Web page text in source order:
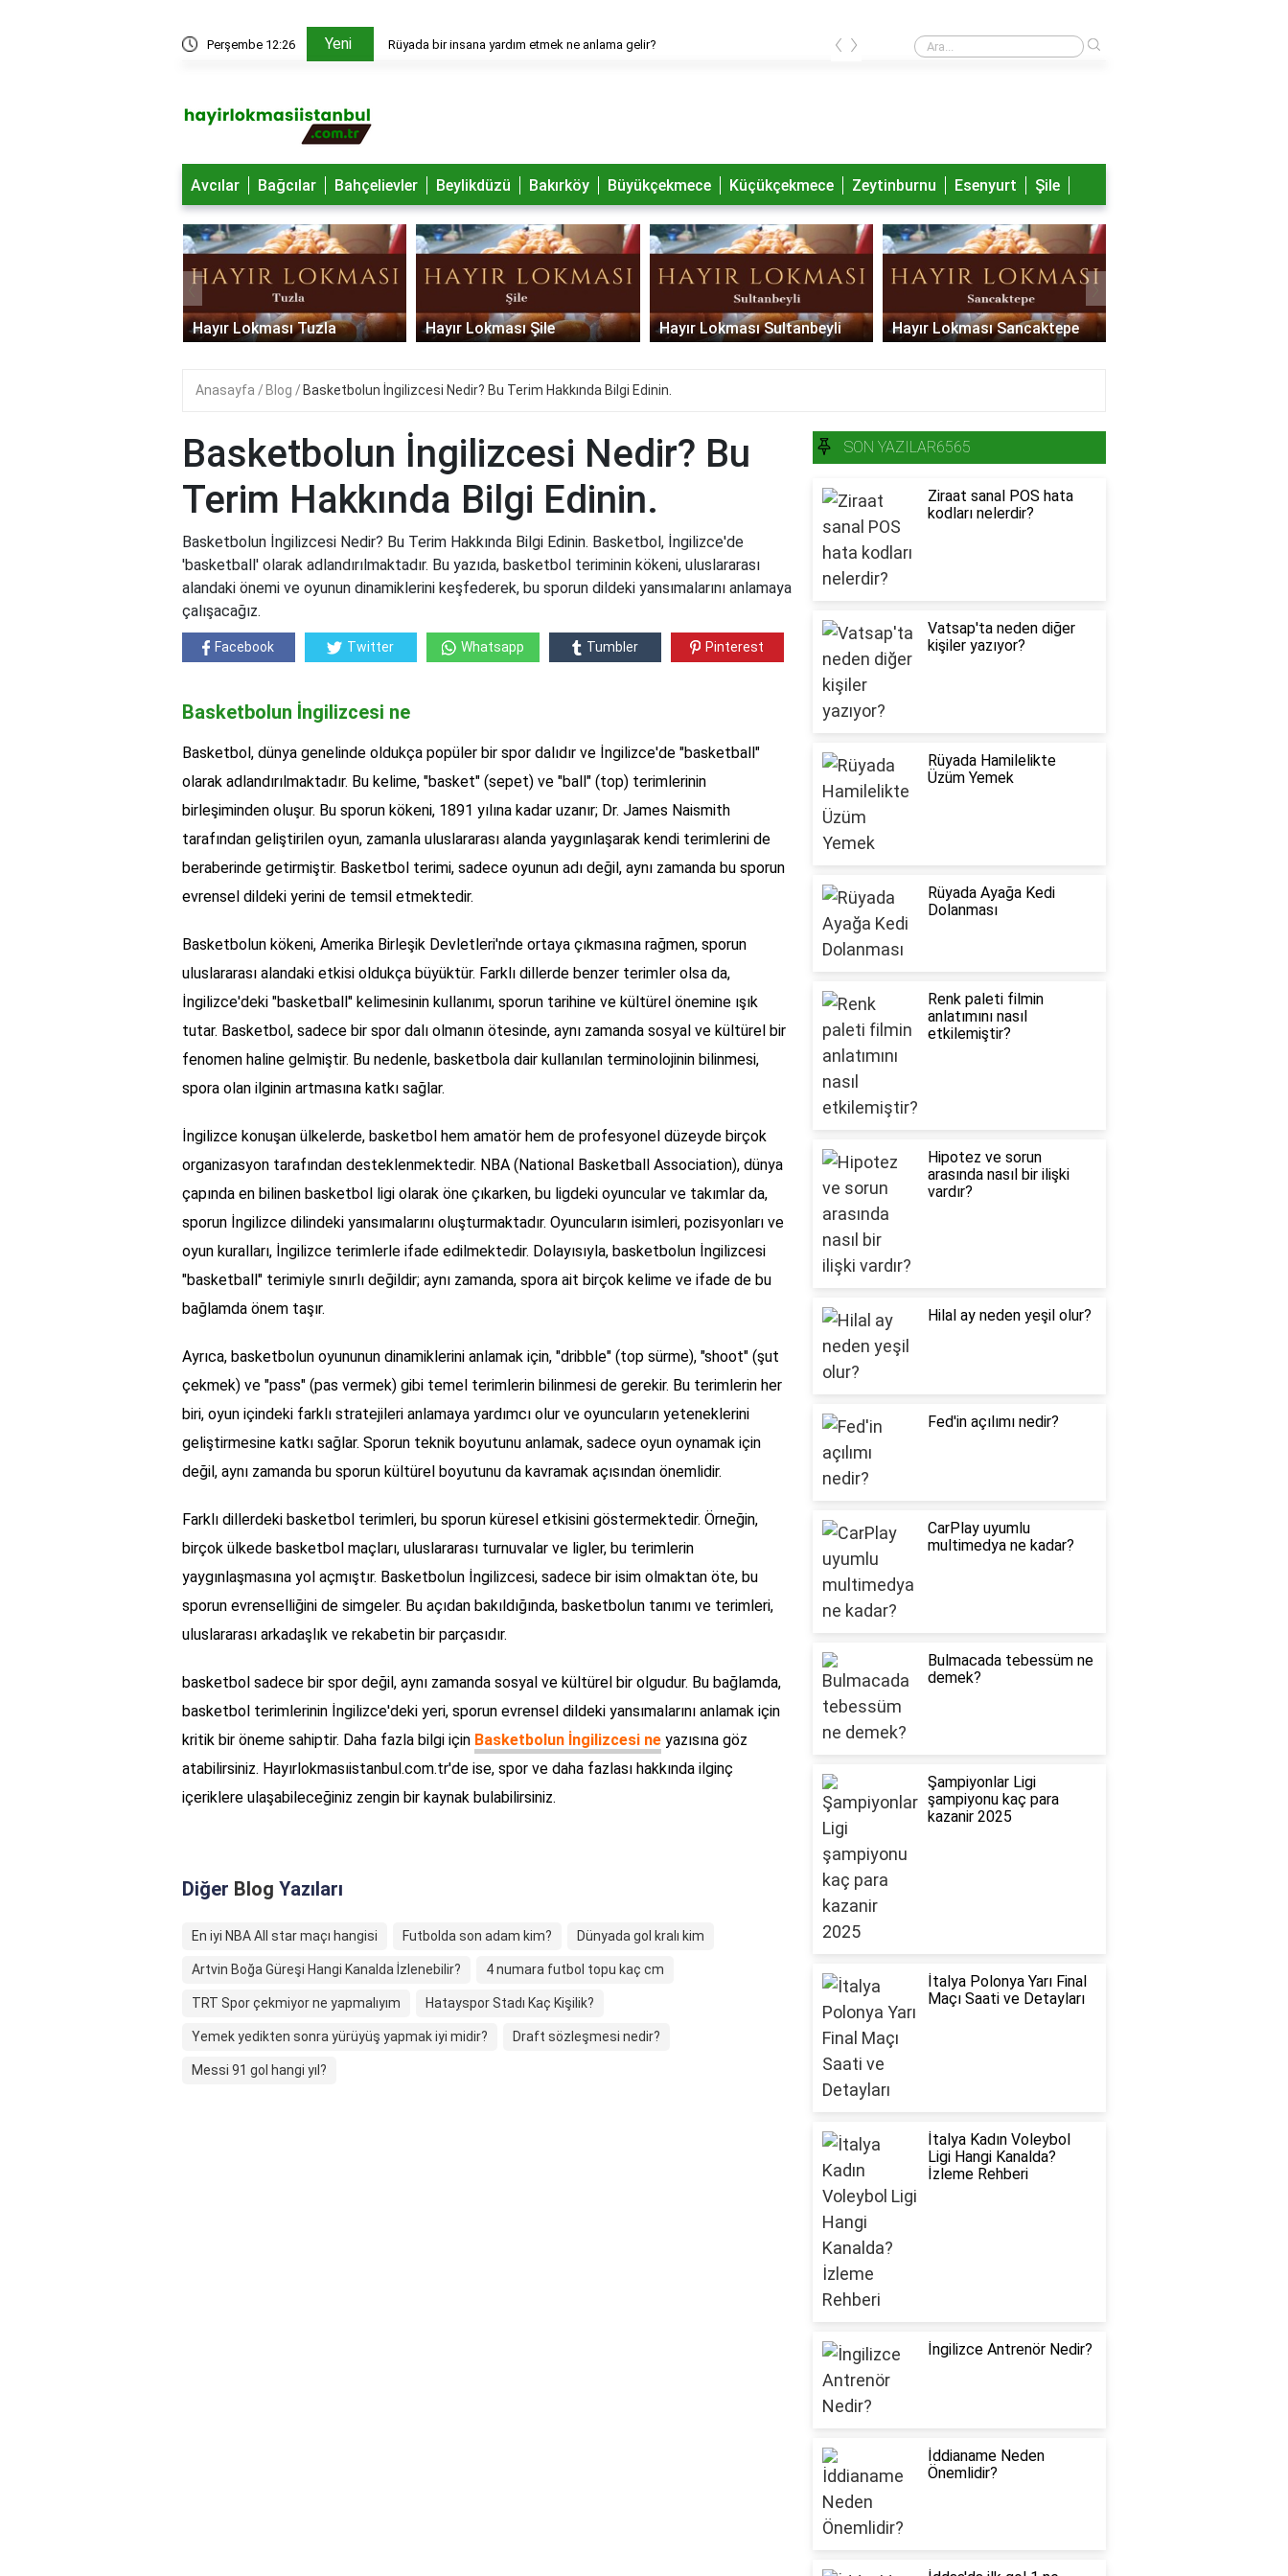
Perşembe 12:26 Yeni Rüyada bir insana yardım etmek ne anlama gelir? Nayib Bukele aslen nereli?
‹ ›
Avcılar Bağcılar Bahçelievler Beylikdüzü Bakırköy Büyükçekmece Küçükçekmece Zeytinburnu Esenyurt Şile
Hayır Lokması Tuzla Hayır Lokması Şile Hayır Lokması Sultanbeyli Hayır Lokması Sancaktepe
‹ ›
Anasayfa Blog Basketbolun İngilizcesi Nedir? Bu Terim Hakkında Bilgi Edinin.
Basketbolun İngilizcesi Nedir? Bu
Terim Hakkında Bilgi Edinin.
Basketbolun İngilizcesi Nedir? Bu Terim Hakkında Bilgi Edinin. Basketbol, İngilizce'de
'basketball' olarak adlandırılmaktadır. Bu yazıda, basketbol teriminin kökeni, uluslararası
alandaki önemi ve oyunun dinamiklerini keşfederek, bu sporun dildeki yansımalarını anlamaya
çalışacağız.
Facebook Twitter Whatsapp Tumbler Pinterest
Basketbolun İngilizcesi ne
Basketbol, dünya genelinde oldukça popüler bir spor dalıdır ve İngilizce'de "basketball"
olarak adlandırılmaktadır. Bu kelime, "basket" (sepet) ve "ball" (top) terimlerinin
birleşiminden oluşur. Bu sporun kökeni, 1891 yılına kadar uzanır; Dr. James Naismith
tarafından geliştirilen oyun, zamanla uluslararası alanda yaygınlaşarak kendi terimlerini de
beraberinde getirmiştir. Basketbol terimi, sadece oyunun adı değil, aynı zamanda bu sporun
evrensel dildeki yerini de temsil etmektedir.
Basketbolun kökeni, Amerika Birleşik Devletleri'nde ortaya çıkmasına rağmen, sporun
uluslararası alandaki etkisi oldukça büyüktür. Farklı dillerde benzer terimler olsa da,
İngilizce'deki "basketball" kelimesinin kullanımı, sporun tarihine ve kültürel önemine ışık
tutar. Basketbol, sadece bir spor dalı olmanın ötesinde, aynı zamanda sosyal ve kültürel bir
fenomen haline gelmiştir. Bu nedenle, basketbola dair kullanılan terminolojinin bilinmesi,
spora olan ilginin artmasına katkı sağlar.
İngilizce konuşan ülkelerde, basketbol hem amatör hem de profesyonel düzeyde birçok
organizasyon tarafından desteklenmektedir. NBA (National Basketball Association), dünya
çapında en bilinen basketbol ligi olarak öne çıkarken, bu ligdeki oyuncular ve takımlar da,
sporun İngilizce dilindeki yansımalarını oluşturmaktadır. Oyuncuların isimleri, pozisyonları ve
oyun kuralları, İngilizce terimlerle ifade edilmektedir. Dolayısıyla, basketbolun İngilizcesi
"basketball" terimiyle sınırlı değildir; aynı zamanda, spora ait birçok kelime ve ifade de bu
bağlamda önem taşır.
Ayrıca, basketbolun oyununun dinamiklerini anlamak için, "dribble" (top sürme), "shoot" (şut
çekmek) ve "pass" (pas vermek) gibi temel terimlerin bilinmesi de gerekir. Bu terimlerin her
biri, oyun içindeki farklı stratejileri anlamaya yardımcı olur ve oyuncuların yeteneklerini
geliştirmesine katkı sağlar. Sporun teknik boyutunu anlamak, sadece oyun oynamak için
değil, aynı zamanda bu sporun kültürel boyutunu da kavramak açısından önemlidir.
Farklı dillerdeki basketbol terimleri, bu sporun küresel etkisini göstermektedir. Örneğin,
birçok ülkede basketbol maçları, uluslararası turnuvalar ve ligler, bu terimlerin
yaygınlaşmasına yol açmıştır. Basketbolun İngilizcesi, sadece bir isim olmaktan öte, bu
sporun evrenselliğini de simgeler. Bu açıdan bakıldığında, basketbolun tanımı ve terimleri,
uluslararası arkadaşlık ve rekabetin bir parçasıdır.
basketbol sadece bir spor değil, aynı zamanda sosyal ve kültürel bir olgudur. Bu bağlamda,
basketbol terimlerinin İngilizce'deki yeri, sporun evrensel dildeki yansımalarını anlamak için
kritik bir öneme sahiptir. Daha fazla bilgi için Basketbolun İngilizcesi ne yazısına göz
atabilirsiniz. Hayırlokmasıistanbul.com.tr'de ise, spor ve daha fazlası hakkında ilginç
içeriklere ulaşabileceğiniz zengin bir kaynak bulabilirsiniz.
Diğer Blog Yazıları
En iyi NBA All star maçı hangisi Futbolda son adam kim? Dünyada gol kralı kim
Artvin Boğa Güreşi Hangi Kanalda İzlenebilir? 4 numara futbol topu kaç cm
TRT Spor çekmiyor ne yapmalıyım Hatayspor Stadı Kaç Kişilik?
Yemek yedikten sonra yürüyüş yapmak iyi midir? Draft sözleşmesi nedir?
Messi 91 gol hangi yıl?
SON YAZILAR6565
Ziraat sanal POS hata
kodları nelerdir?
Vatsap'ta neden diğer
kişiler yazıyor?
Rüyada Hamilelikte
Üzüm Yemek
Rüyada Ayağa Kedi
Dolanması
Renk paleti filmin
anlatımını nasıl
etkilemiştir?
Hipotez ve sorun
arasında nasıl bir ilişki
vardır?
Hilal ay neden yeşil olur?
Fed'in açılımı nedir?
CarPlay uyumlu
multimedya ne kadar?
Bulmacada tebessüm ne
demek?
Şampiyonlar Ligi
şampiyonu kaç para
kazanir 2025
İtalya Polonya Yarı Final
Maçı Saati ve Detayları
İtalya Kadın Voleybol
Ligi Hangi Kanalda?
İzleme Rehberi
İngilizce Antrenör Nedir?
İddianame Neden
Önemlidir?